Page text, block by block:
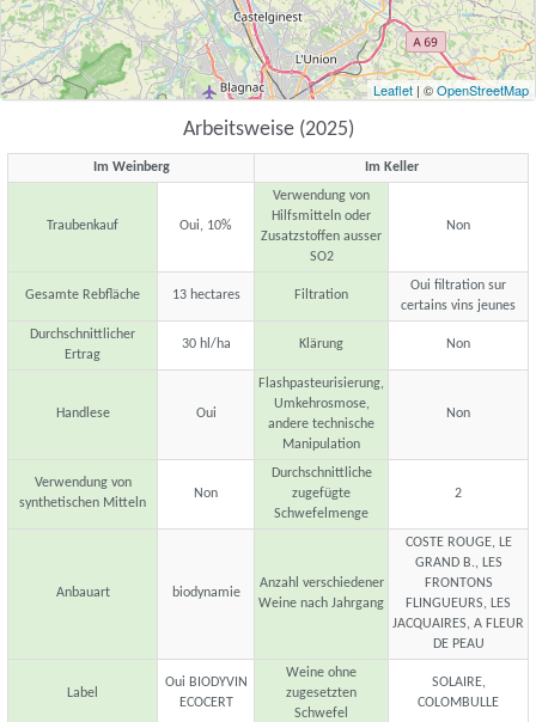
Leaflet | ©OpenStreetMap
Arbeitsweise (2025)
Im Weinberg Im Keller
Traubenkauf Oui, 10%
Verwendung von
Hilfsmitteln oder
Zusatzstoffen ausser
SO2
Non
Gesamte Rebfläche 13 hectares Filtration
Oui filtration sur
certains vins jeunes
Durchschnittlicher
Ertrag
30 hl/ha Klärung Non
Handlese Oui
Flashpasteurisierung,
Umkehrosmose,
andere technische
Manipulation
Non
Verwendung von
synthetischen Mitteln
Non
Durchschnittliche
zugefügte
Schwefelmenge
2
Anbauart biodynamie
Anzahl verschiedener
Weine nach Jahrgang
COSTE ROUGE, LE
GRAND B., LES
FRONTONS
FLINGUEURS, LES
JACQUAIRES, A FLEUR
DE PEAU
Label
Oui BIODYVIN
ECOCERT
Weine ohne
zugesetzten
Schwefel
SOLAIRE,
COLOMBULLE